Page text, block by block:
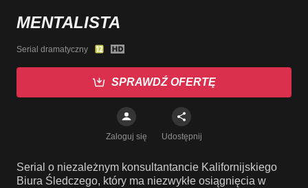
MENTALISTA
Serial dramatyczny
SPRAWDŹ OFERTĘ
Zaloguj się Udostępnij
Serial o niezależnym konsultantancie Kalifornijskiego
Biura Śledczego, który ma niezwykłe osiągnięcia w